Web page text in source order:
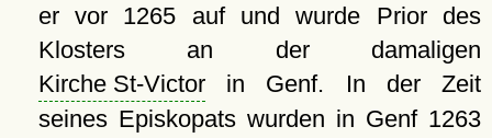
er vor 1265 auf und wurde Prior des
Klosters an der damaligen
Kirche St-Victorin Genf. In der Zeit
seines Episkopats wurden in Genf 1263